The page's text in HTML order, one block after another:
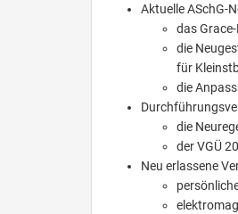
Aktuelle ASchG-
das
die
für
die
die
der VGÜ
Neu erlassene